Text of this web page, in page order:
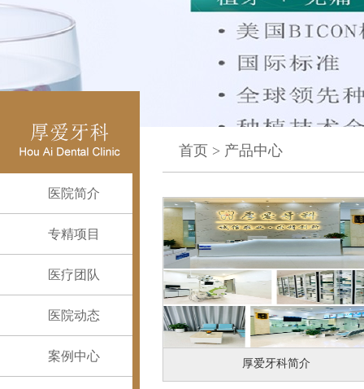
医院简介
专精项目
医疗团队
医院动态
案例中心
首页 > 产品中心
厚爱牙科简介